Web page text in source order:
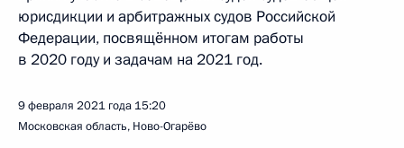
юрисдикции и арбитражных судов Российской
Федерации, посвящённом итогам работы
в 2020 году и задачам на 2021 год.
9 февраля 2021 года 15:20
Московская область, Ново-Огарёво